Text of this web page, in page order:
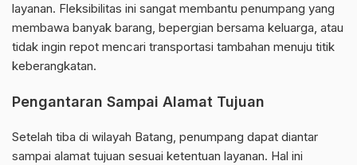
layanan. Fleksibilitas ini sangat membantu penumpang yang
membawa banyak barang, bepergian bersama keluarga, atau
tidak ingin repot mencari transportasi tambahan menuju titik
keberangkatan.
Pengantaran Sampai Alamat Tujuan
Setelah tiba di wilayah Batang, penumpang dapat diantar
sampai alamat tujuan sesuai ketentuan layanan. Hal ini